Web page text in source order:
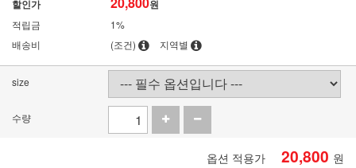
할인가 원
적립금
1%
배송비
(조건) 지역별
size
수량
옵션 적용가 20,800 원